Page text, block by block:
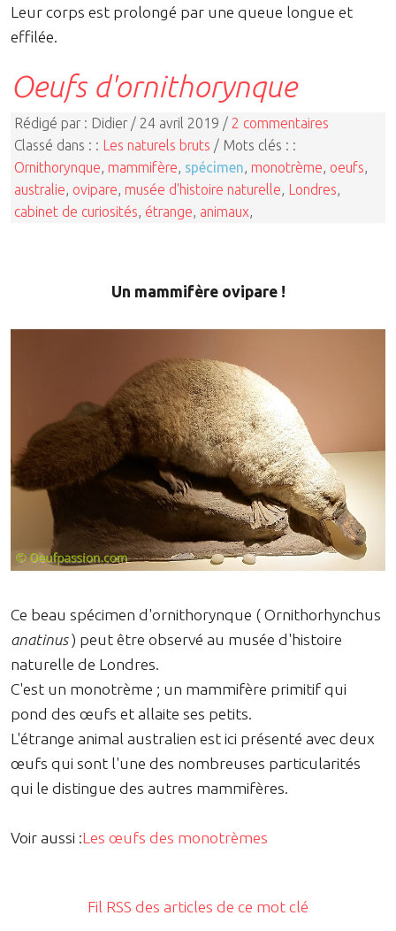
Leur corps est prolongé par une queue longue et
effilée.
Oeufs d'ornithorynque
Rédigé par : Didier / 24 avril 2019 / 2 commentaires
Classé dans : : Les naturels bruts / Mots clés : :
Ornithorynque, mammifère, spécimen, monotrème, oeufs,
australie, ovipare, musée d'histoire naturelle, Londres,
cabinet de curiosités, étrange, animaux,
Un mammifère ovipare !
Ce beau spécimen d'ornithorynque ( Ornithorhynchus
anatinus) peut être observé au musée d'histoire
naturelle de Londres.
C'est un monotrème ; un mammifère primitif qui
pond des œufs et allaite ses petits.
L'étrange animal australien est ici présenté avec deux
œufs qui sont l'une des nombreuses particularités
qui le distingue des autres mammifères.
Voir aussi :Les œufs des monotrèmes
Fil RSS des articles de ce mot clé